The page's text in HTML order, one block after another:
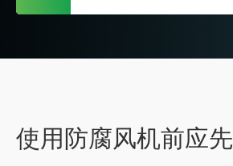
使用防腐风机前应